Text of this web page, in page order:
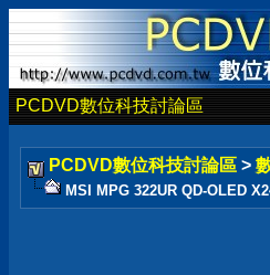
PCDVD數位科技討論區
PCDVD數位科技討論區 >
MSI MPG 322UR QD-OLED